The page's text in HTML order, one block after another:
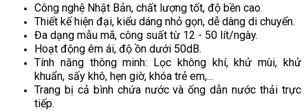
Công nghệ Nhật Bản, chất lượng tốt, độ bền cao.
Thiết kế hiện đại, kiểu dáng nhỏ gọn, dễ dàng di chuyển.
Đa dạng mẫu mã, công suất từ 12 - 50 lít/ngày.
Hoạt động êm ái, độ ồn dưới 50dB.
Tính năng thông minh: Lọc không khí, khử mùi, khử
khuẩn, sấy khô, hẹn giờ, khóa trẻ em,...
Trang bị cả bình chứa nước và ống dẫn nước thải trực
tiếp.